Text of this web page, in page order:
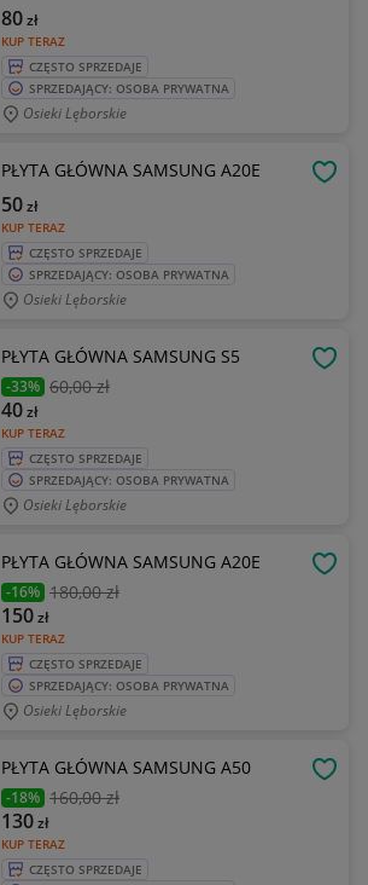
KUP TERAZ
80zł
CZĘSTO SPRZEDAJE
SPRZEDAJĄCY: OSOBA PRYWATNA
Osieki Lęborskie
PŁYTA GŁÓWNA SAMSUNG A20E
KUP TERAZ
50zł
CZĘSTO SPRZEDAJE
SPRZEDAJĄCY: OSOBA PRYWATNA
Osieki Lęborskie
PŁYTA GŁÓWNA SAMSUNG S5
-33% 60,00 zł
KUP TERAZ
40zł
CZĘSTO SPRZEDAJE
SPRZEDAJĄCY: OSOBA PRYWATNA
Osieki Lęborskie
PŁYTA GŁÓWNA SAMSUNG A20E
-16% 180,00 zł
KUP TERAZ
150zł
CZĘSTO SPRZEDAJE
SPRZEDAJĄCY: OSOBA PRYWATNA
Osieki Lęborskie
PŁYTA GŁÓWNA SAMSUNG A50
-18% 160,00 zł
KUP TERAZ
130zł
CZĘSTO SPRZEDAJE